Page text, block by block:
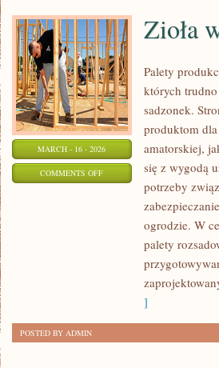
MARCH - 16 - 2026
COMMENTS OFFON
Zioła
Palety
których
sadzonek.
produktom
amatorskiej,
się z wygodą
potrzeby
ogrodzie. W
palety
]
POSTED BY ADMIN